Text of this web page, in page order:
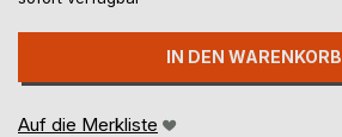
IN DEN WARENKORB
Auf die Merkliste